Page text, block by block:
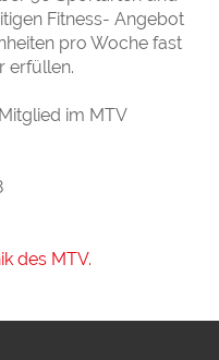
Fitness- Angebot
pro Woche fast
erfüllen.
im MTV
des MTV.